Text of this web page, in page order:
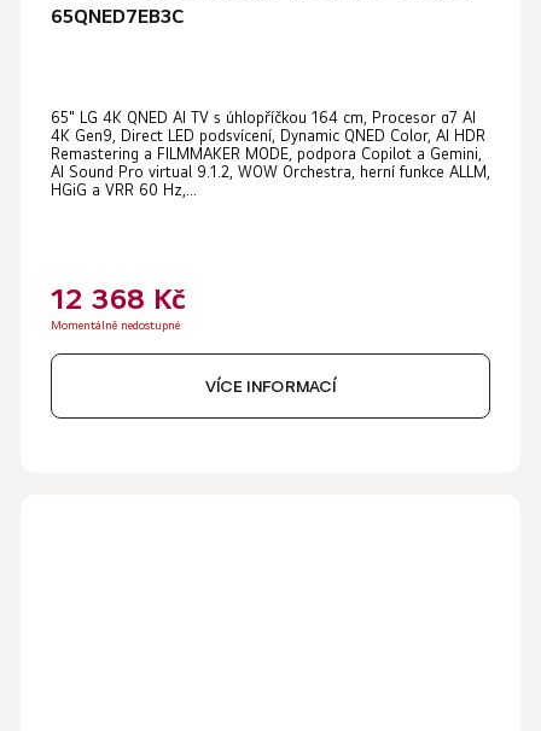
65QNED7EB3C
65" LG 4K QNED AI TV s úhlopříčkou 164 cm, Procesor α7 AI
4K Gen9, Direct LED podsvícení, Dynamic QNED Color, AI HDR
Remastering a FILMMAKER MODE, podpora Copilot a Gemini,
AI Sound Pro virtual 9.1.2, WOW Orchestra, herní funkce ALLM,
HGiG a VRR 60 Hz,...
12 368 Kč
Momentálně nedostupné
VÍCE INFORMACÍ